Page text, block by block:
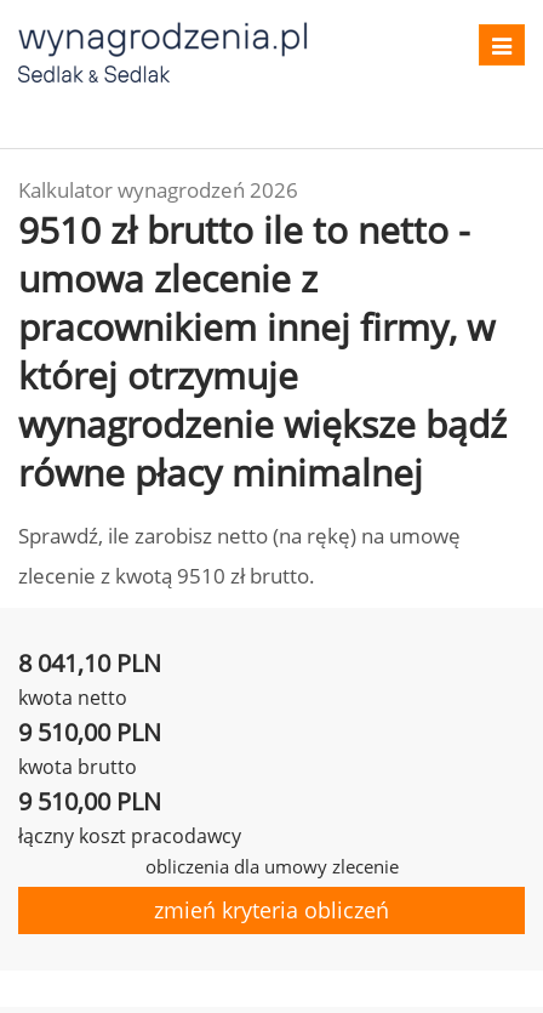
Kalkulator wynagrodzeń 2026
9510 zł brutto ile to netto -
umowa zlecenie z
pracownikiem innej firmy, w
której otrzymuje
wynagrodzenie większe bądź
równe płacy minimalnej
Sprawdź, ile zarobisz netto (na rękę) na umowę
zlecenie z kwotą 9510 zł brutto.
8 041,10 PLN
kwota netto
9 510,00 PLN
kwota brutto
9 510,00 PLN
łączny koszt pracodawcy
obliczenia dla umowy zlecenie
zmień kryteria obliczeń